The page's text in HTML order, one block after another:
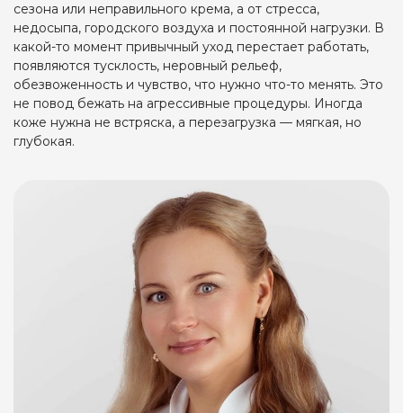
сезона или неправильного крема, а от стресса,
недосыпа, городского воздуха и постоянной нагрузки. В
какой-то момент привычный уход перестает работать,
появляются тусклость, неровный рельеф,
обезвоженность и чувство, что нужно что-то менять. Это
не повод бежать на агрессивные процедуры. Иногда
коже нужна не встряска, а перезагрузка — мягкая, но
глубокая.